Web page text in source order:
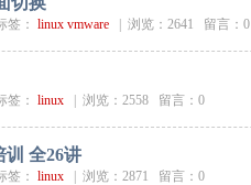
签： linux vmware 浏览：2641 留言：0
签： linux 浏览：2558 留言：0
全26讲
签： linux 浏览：2871 留言：0